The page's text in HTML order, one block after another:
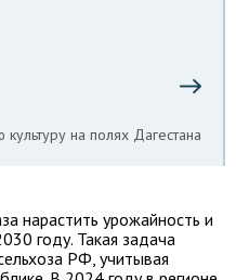
на полях Дагестана
нарастить урожайность и
году. Такая задача
РФ, учитывая